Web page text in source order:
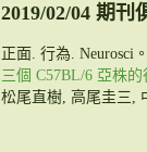
2019/02/04 期刊
正面. 行為. Neurosci
三個 C57BL/6 亞株的
松尾直樹, 高尾圭三,